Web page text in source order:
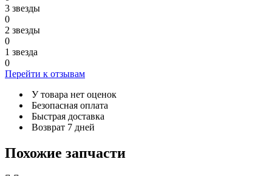
3 звезды
0
2 звезды
0
1 звезда
0
Перейти к отзывам
У товара нет оценок
Безопасная оплата
Быстрая доставка
Возврат 7 дней
Похожие запчасти